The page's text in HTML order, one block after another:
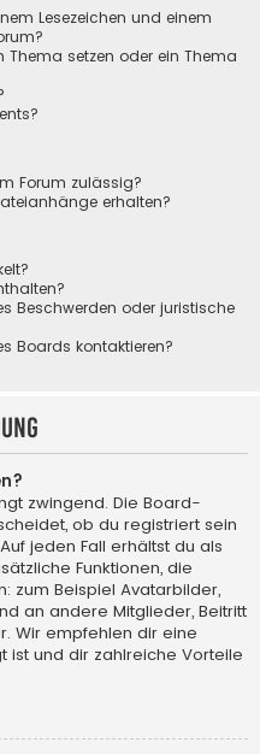
Lesezeichen und einem
Thema setzen oder ein Thema
Forum zulässig?
erhalten?
Beschwerden oder juristische
Boards kontaktieren?
zwingend. Die Board-
ob du registriert sein
jeden Fall erhältst du als
Funktionen, die
zum Beispiel Avatarbilder,
an andere Mitglieder, Beitritt
Wir empfehlen dir eine
ist und dir zahlreiche Vorteile